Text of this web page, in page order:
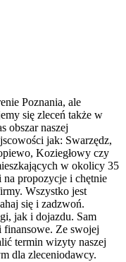
Poznania, ale
się zleceń także w
obszar naszej
jak: Swarzędz,
Koziegłowy czy
w okolicy 35
na propozycje i chętnie
Wszystko jest
się i zadzwoń.
jak i dojazdu. Sam
Ze swojej
termin wizyty naszej
dla zleceniodawcy.